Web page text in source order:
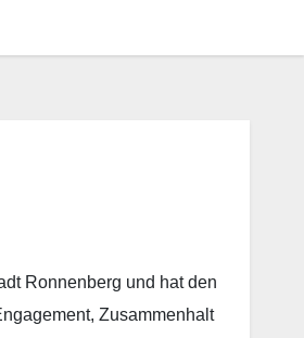
Ronnenberg und hat den
Zusammenhalt